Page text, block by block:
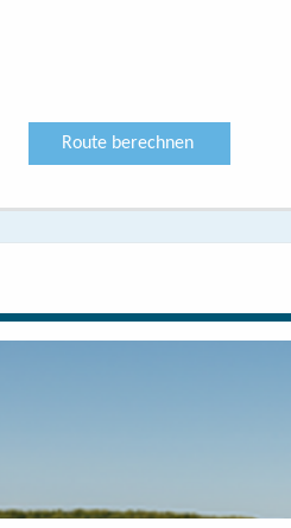
Route berechnen